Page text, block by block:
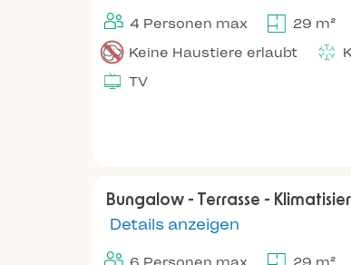
4 Personen max 29 m²
Keine Haustiere erlaubt
TV
Bungalow - Terrasse -
Details anzeigen